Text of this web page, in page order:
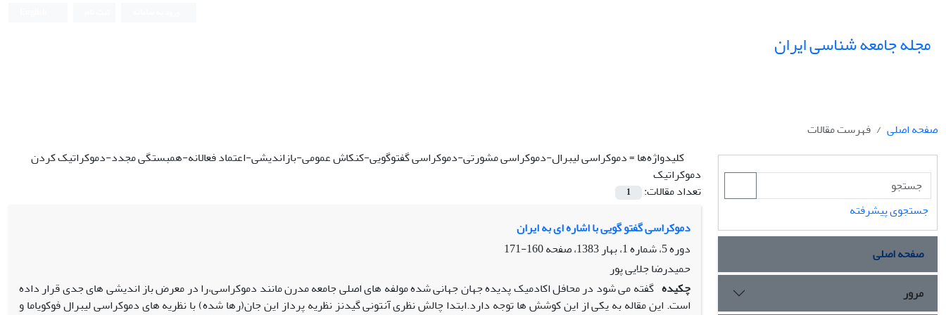
مجله جامعه شناسی ایران
صفحه اصلی
فهرست مقالات
کلیدواژه‌ها =دموکراسی لیبرال-دموکراسی مشورتی-دموکراسی گفتوگویی-کنکاش عمومی-بازاندیشی-اعتماد فعالانه-همبستگی مجدد-دموکراتیک کردن
دموکراتیک
تعداد مقالات:
1
دموکراسی گفتو گویی با اشاره ای به ایران
دوره 5، شماره 1، بهار 1383، صفحه
160-171
حمیدرضا جلایی پور
چکیده گفته می شود در محافل اکادمیک پدیده جهان جهانی شده مولفه های اصلی جامعه مدرن مانند دموکراسی،را در معرض باز اندیشی های جدی قرار داده
است. این مقاله به یکی از این کوشش ها توجه دارد.ابتدا چالش نظری آنتونی گیدنز نظریه پرداز این جان(رها شده) با نظریه های دموکراسی لیبرال فوکویاما و
جستجوی پیشرفته
صفحه اصلی
مرور